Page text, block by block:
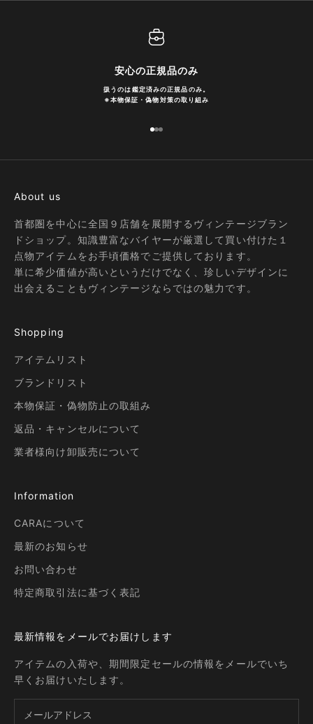
安心の正規品のみ
扱うのは鑑定済みの正規品のみ。
※本物保証・偽物対策の取り組み
I18n Error: Missing interpolation
I18n Error: Missing interpolation
I18n Error: Missing interpolation
About us
首都圏を中心に全国９店舗を展開するヴィンテージブラン
ドショップ。知識豊富なバイヤーが厳選して買い付けた１
点物アイテムをお手頃価格でご提供しております。
単に希少価値が高いというだけでなく、珍しいデザインに
出会えることもヴィンテージならではの魅力です。
Shopping
アイテムリスト
ブランドリスト
本物保証・偽物防止の取組み
返品・キャンセルについて
業者様向け卸販売について
Information
CARAについて
最新のお知らせ
お問い合わせ
特定商取引法に基づく表記
最新情報をメールでお届けします
アイテムの入荷や、期間限定セールの情報をメールでいち
早くお届けいたします。